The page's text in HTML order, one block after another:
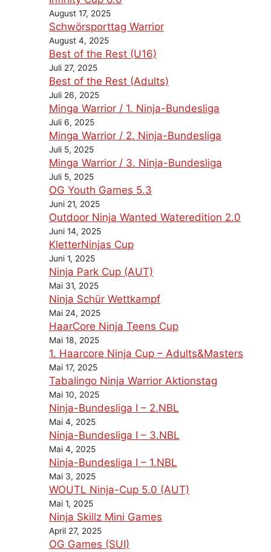
August 17, 2025
Schwörsporttag Warrior
August 4, 2025
Best of the Rest (U16)
Juli 27, 2025
Best of the Rest (Adults)
Juli 26, 2025
Minga Warrior / 1. Ninja-Bundesliga
Juli 6, 2025
Minga Warrior / 2. Ninja-Bundesliga
Juli 5, 2025
Minga Warrior / 3. Ninja-Bundesliga
Juli 5, 2025
OG Youth Games 5.3
Juni 21, 2025
Outdoor Ninja Wanted Wateredition 2.0
Juni 14, 2025
KletterNinjas Cup
Juni 1, 2025
Ninja Park Cup (AUT)
Mai 31, 2025
Ninja Schür Wettkampf
Mai 24, 2025
HaarCore Ninja Teens Cup
Mai 18, 2025
1. Haarcore Ninja Cup – Adults&Masters
Mai 17, 2025
Tabalingo Ninja Warrior Aktionstag
Mai 10, 2025
Ninja-Bundesliga I – 2.NBL
Mai 4, 2025
Ninja-Bundesliga I – 3.NBL
Mai 4, 2025
Ninja-Bundesliga I – 1.NBL
Mai 3, 2025
WOUTL Ninja-Cup 5.0 (AUT)
Mai 1, 2025
Ninja Skillz Mini Games
April 27, 2025
OG Games (SUI)